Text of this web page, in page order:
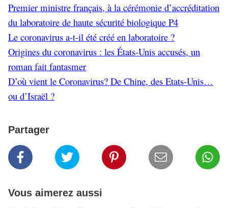
Premier ministre français, à la cérémonie d’accréditation
du laboratoire de haute sécurité biologique P4
Le coronavirus a-t-il été créé en laboratoire ?
Origines du coronavirus : les États-Unis accusés, un
roman fait fantasmer
D’où vient le Coronavirus? De Chine, des Etats-Unis…
ou d’Israël ?
Partager
Vous aimerez aussi